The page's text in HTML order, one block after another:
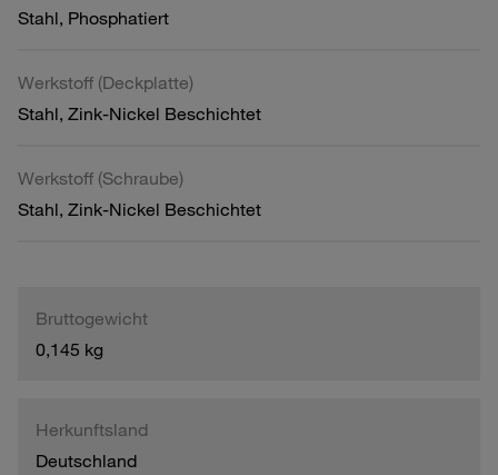
Stahl, Phosphatiert
Werkstoff (Deckplatte)
Stahl, Zink-Nickel Beschichtet
Werkstoff (Schraube)
Stahl, Zink-Nickel Beschichtet
Bruttogewicht
0,145 kg
Herkunftsland
Deutschland